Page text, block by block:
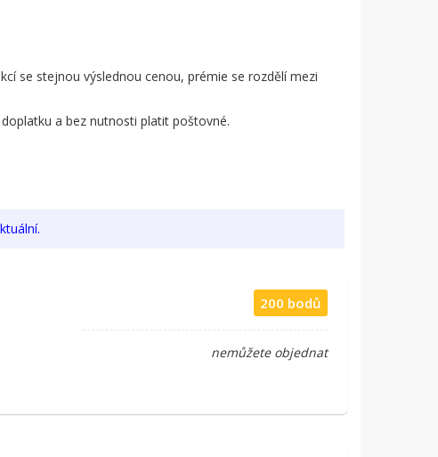
se stejnou výslednou cenou, prémie se rozdělí mezi
a bez nutnosti platit poštovné.
200 bodů
nemůžete objednat